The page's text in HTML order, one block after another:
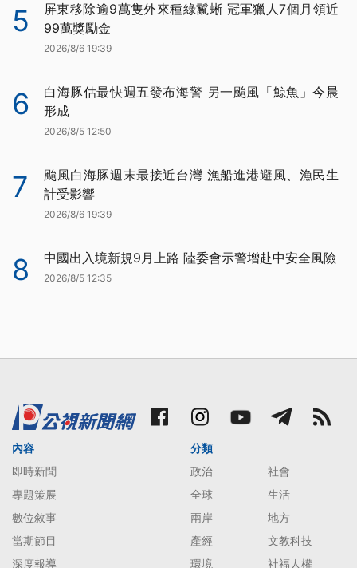
5
屏東移除逾9萬隻外來種綠鬣蜥 冠軍獵人7個月領近
99萬獎勵金
2026/8/6 19:39
6
白海豚估最快週五發布海警 另一颱風「鯨魚」今晨
形成
2026/8/5 12:50
7
颱風白海豚週末最接近台灣 漁船進港避風、漁民生
計受影響
2026/8/6 19:39
8 中國出入境新規9月上路 陸委會示警增赴中安全風險
2026/8/5 12:35
內容
即時新聞
專題策展
數位敘事
當期節目
深度報導
分類
政治
社會
全球
生活
兩岸
地方
產經
文教科技
環境
社福人權